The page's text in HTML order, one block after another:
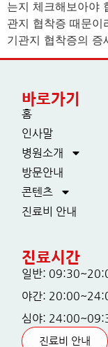
는지 체크해보아야
관지 협착증 때문이
기관지 협착증의
바로가기
홈
인사말
병원소개
방문안내
콘텐츠
진료비 안내
진료시간
일반:
야간:
심야:
진료비 안내